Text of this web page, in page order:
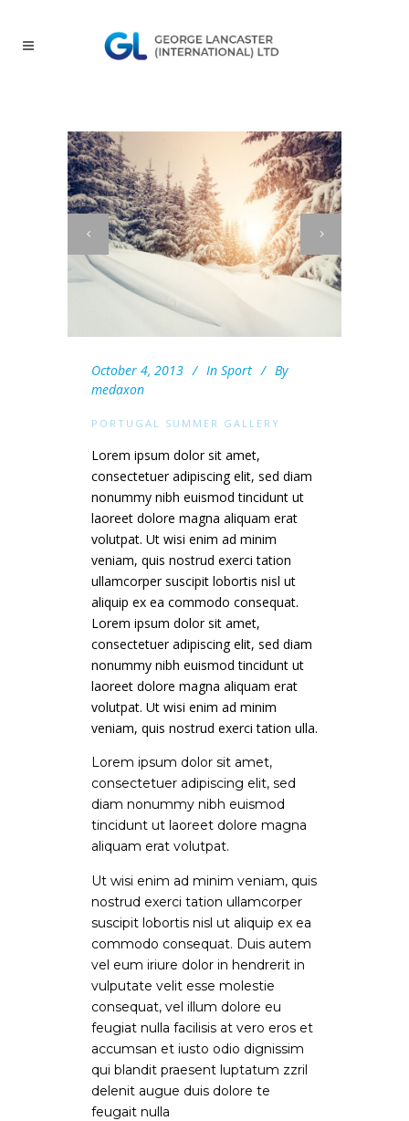
October 4, 2013 In Sport
By
medaxon
PORTUGAL SUMMER GALLERY
Lorem ipsum dolor sit amet,
consectetuer adipiscing elit, sed diam
nonummy nibh euismod tincidunt ut
laoreet dolore magna aliquam erat
volutpat. Ut wisi enim ad minim
veniam, quis nostrud exerci tation
ullamcorper suscipit lobortis nisl ut
aliquip ex ea commodo consequat.
Lorem ipsum dolor sit amet,
consectetuer adipiscing elit, sed diam
nonummy nibh euismod tincidunt ut
laoreet dolore magna aliquam erat
volutpat. Ut wisi enim ad minim
veniam, quis nostrud exerci tation ulla.
Lorem ipsum dolor sit amet,
consectetuer adipiscing elit, sed
diam nonummy nibh euismod
tincidunt ut laoreet dolore magna
aliquam erat volutpat.
Ut wisi enim ad minim veniam, quis
nostrud exerci tation ullamcorper
suscipit lobortis nisl ut aliquip ex ea
commodo consequat. Duis autem
vel eum iriure dolor in hendrerit in
vulputate velit esse molestie
consequat, vel illum dolore eu
feugiat nulla facilisis at vero eros et
accumsan et iusto odio dignissim
qui blandit praesent luptatum zzril
delenit augue duis dolore te
feugait nulla